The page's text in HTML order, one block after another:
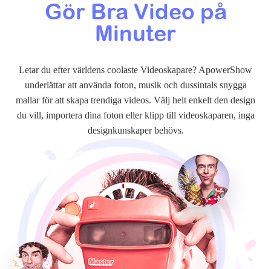
Gör Bra Video på
Minuter
Letar du efter världens coolaste Videoskapare? ApowerShow
underlättar att använda foton, musik och dussintals snygga
mallar för att skapa trendiga videos. Välj helt enkelt den design
du vill, importera dina foton eller klipp till videoskaparen, inga
designkunskaper behövs.